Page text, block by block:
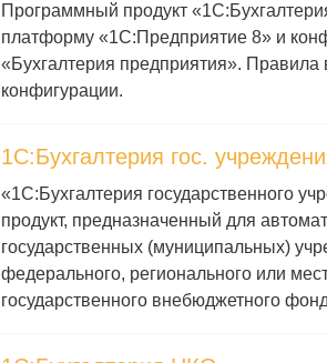
Программный продукт
платформу «1С:Предприятие 8» и
«Бухгалтерия предприятия».
конфигурации.
1С:Бухгалтерия гос.
«1С:Бухгалтерия государственного
продукт, предназначенный для
государственных (муниципальных)
федерального, регионального или
государственного внебюджетного